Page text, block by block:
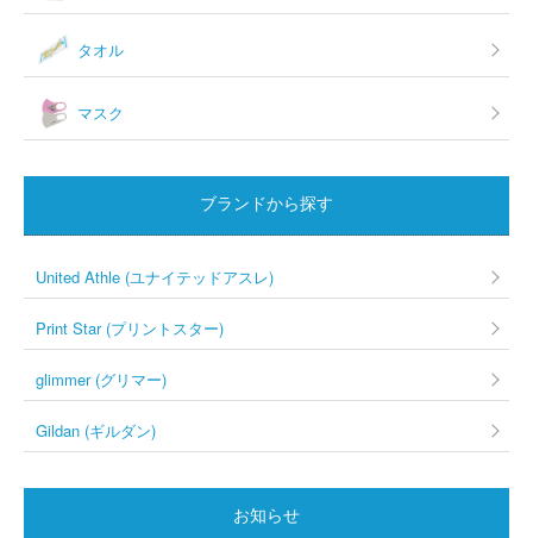
タオル
マスク
ブランドから探す
United Athle (ユナイテッドアスレ)
Print Star (プリントスター)
glimmer (グリマー)
Gildan (ギルダン)
お知らせ